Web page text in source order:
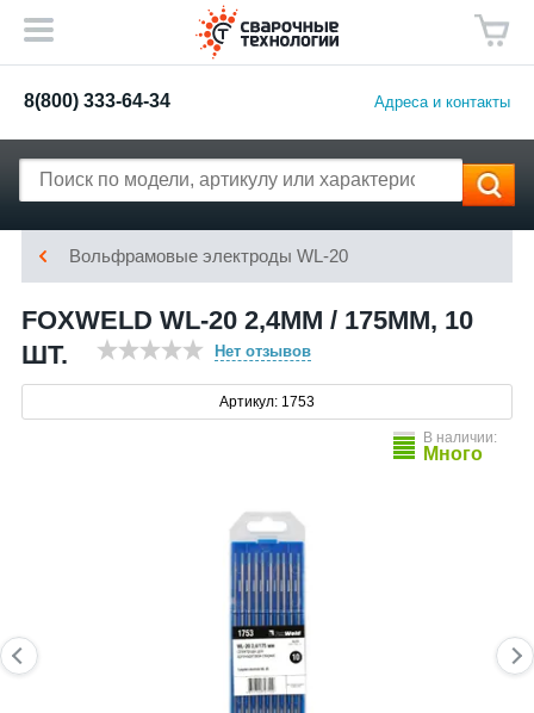
8(800) 333-64-34 Адреса и контакты
Вольфрамовые электроды WL-20
FOXWELD WL-20 2,4ММ / 175ММ, 10
ШТ.
Нет отзывов
Артикул: 1753
В наличии:
Много